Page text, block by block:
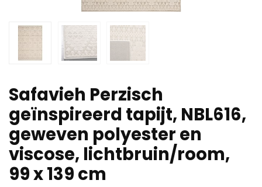
Safavieh Perzisch
geïnspireerd tapijt, NBL616,
geweven polyester en
viscose, lichtbruin/room,
99 x 139 cm